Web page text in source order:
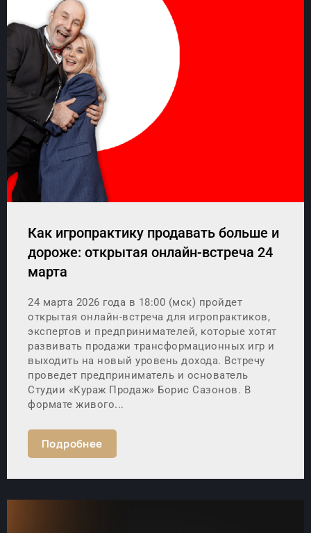
Как игропрактику продавать больше и
дороже: открытая онлайн-встреча 24
марта
24 марта 2026 года в 18:00 (мск) пройдет
открытая онлайн-встреча для игропрактиков,
экспертов и предпринимателей, которые хотят
развивать продажи трансформационных игр и
выходить на новый уровень дохода. Встречу
проведет предприниматель и основатель
Студии «Кураж Продаж» Борис Сазонов. В
формате живого...
Подробнее